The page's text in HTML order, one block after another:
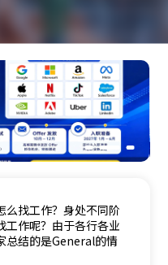
么找工作？身处不同阶
工作呢？由于各行各业
总结的是General的情